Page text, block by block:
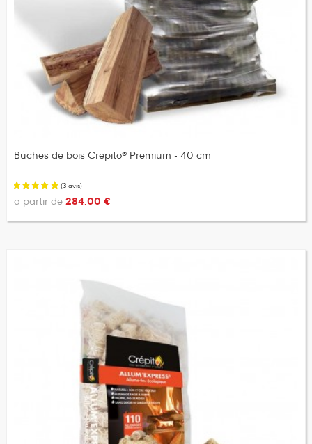
(2 avis)
Bûches de bois Crépito® Premium - 40 cm
à partir de 284,00 €